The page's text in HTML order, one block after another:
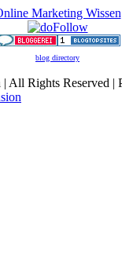
Marketing Wissen
blog directory
All Rights Reserved |